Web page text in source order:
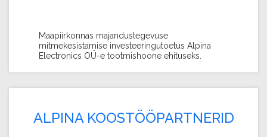
Maapiirkonnas majandustegevuse
mitmekesistamise investeeringutoetus Alpina
Electronics OÜ-e tootmishoone ehituseks.
ALPINA KOOSTÖÖPARTNERID